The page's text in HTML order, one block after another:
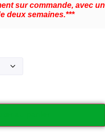
sur commande, avec un
deux semaines.***